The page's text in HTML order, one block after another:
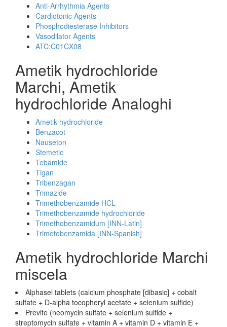
Anti-Arrhythmia Agents
Cardiotonic Agents
Phosphodiesterase Inhibitors
Vasodilator Agents
ATC:C01CX08
Ametik hydrochloride
Marchi, Ametik
hydrochloride Analoghi
Ametik hydrochloride
Benzacot
Nauseton
Stemetic
Tebamide
Tigan
Tribenzagan
Trimazide
Trimethobenzamide HCL
Trimethobenzamide hydrochloride
Trimethobenzamidum [INN-Latin]
Trimetobenzamida [INN-Spanish]
Ametik hydrochloride Marchi
miscela
Alphasel tablets (calcium phosphate [dibasic] + cobalt
sulfate + D-alpha tocopheryl acetate + selenium sulfide)
Previte (neomycin sulfate + selenium sulfide +
streptomycin sulfate + vitamin A + vitamin D + vitamin E +